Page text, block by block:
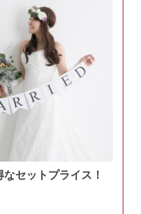
セットプライス！